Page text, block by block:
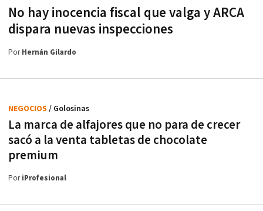
No hay inocencia fiscal que valga y ARCA
dispara nuevas inspecciones
PorHernán Gilardo
La marca de alfajores que no para de crecer
sacó a la venta tabletas de chocolate
premium
NEGOCIOS / Golosinas
PoriProfesional